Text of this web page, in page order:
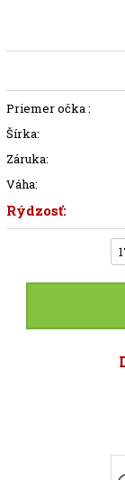
Priemer očka :
Šírka:
Záruka:
Váha:
Rýdzosť: